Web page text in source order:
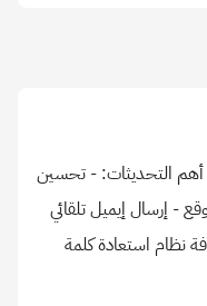
اشتغلنا على تحسينات كبيرة في Sarra3 أهم التحديثات: - تحسين
- إرسال إيميل تلقائي
نظام استعادة كلمة